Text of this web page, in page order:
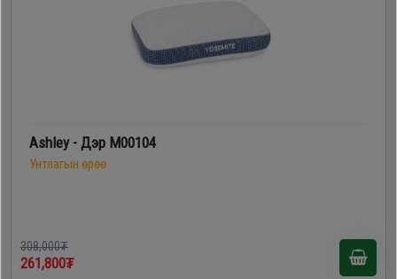
Ashley - Дэр M00104
Унтлагын өрөө
308,000₮
261,800₮